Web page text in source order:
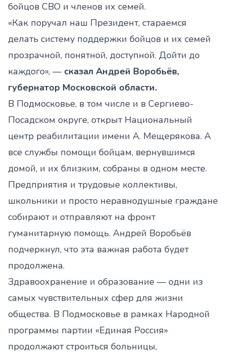
бойцов СВО и членов их семей.
«Как поручал наш Президент, стараемся
делать систему поддержки бойцов и их семей
прозрачной, понятной, доступной. Дойти до
каждого», — сказал Андрей Воробьёв,
губернатор Московской области.
В Подмосковье, в том числе и в Сергиево-
Посадском округе, открыт Национальный
центр реабилитации имени А. Мещерякова. А
все службы помощи бойцам, вернувшимся
домой, и их близким, собраны в одном месте.
Предприятия и трудовые коллективы,
школьники и просто неравнодушные граждане
собирают и отправляют на фронт
гуманитарную помощь. Андрей Воробьёв
подчеркнул, что эта важная работа будет
продолжена.
Здравоохранение и образование — одни из
самых чувствительных сфер для жизни
общества. В Подмосковье в рамках Народной
программы партии «Единая Россия»
продолжают строиться больницы,